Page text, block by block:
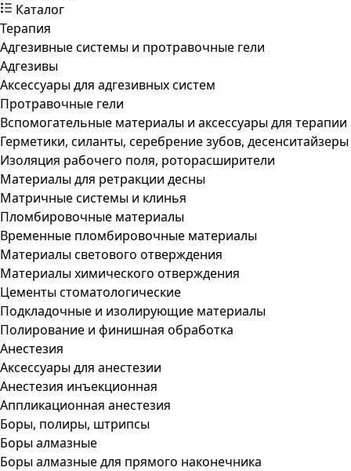
Каталог
Терапия
Адгезивные системы и протравочные гели
Адгезивы
Аксессуары для адгезивных систем
Протравочные гели
Вспомогательные материалы и аксессуары для терапии
Герметики, силанты, серебрение зубов, десенситайзеры
Изоляция рабочего поля, роторасширители
Материалы для ретракции десны
Матричные системы и клинья
Пломбировочные материалы
Временные пломбировочные материалы
Материалы светового отверждения
Материалы химического отверждения
Цементы стоматологические
Подкладочные и изолирующие материалы
Полирование и финишная обработка
Анестезия
Аксессуары для анестезии
Анестезия инъекционная
Аппликационная анестезия
Боры, полиры, штрипсы
Боры алмазные
Боры алмазные для прямого наконечника